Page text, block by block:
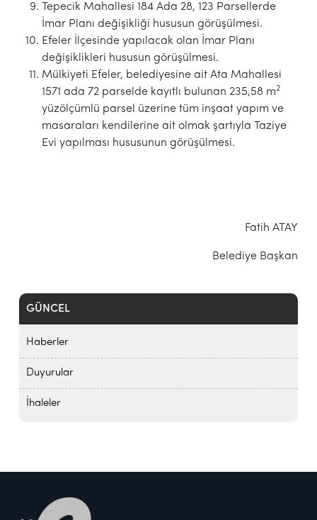
GÜNCEL
Haberler
Duyurular
İhaleler
Tepecik Mahallesi 184 Ada 28, 123 Parsellerde
İmar Planı değişikliği hususun görüşülmesi.
Efeler İlçesinde yapılacak olan İmar Planı
değişiklikleri hususun görüşülmesi.
Mülkiyeti Efeler, belediyesine ait Ata Mahallesi
1571 ada 72 parselde kayıtlı bulunan 235,58 m2
yüzölçümlü parsel üzerine tüm inşaat yapım ve
masaraları kendilerine ait olmak şartıyla Taziye
Evi yapılması hususunun görüşülmesi.
Fatih ATAY
Belediye Başkan